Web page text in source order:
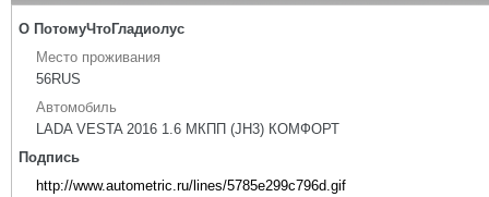
О ПотомуЧтоГладиолус
Место проживания
56RUS
Автомобиль
LADA VESTA 2016 1.6 МКПП (JH3) КОМФОРТ
Подпись
http://www.autometric.ru/lines/5785e299c796d.gif